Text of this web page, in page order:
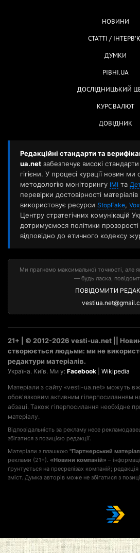
НОВИНИ
СТАТТІ /
ДУМКИ
РІВНІ.UA
ДОСЛІДНИЦЬКИЙ
КУРС ВАЛЮТ
ДОВІДНИК
Редакційні стандарти та
ua.net забезпечує високі
гігієни. У процесі курації новин
методологію моніторингу ІМІ та
перевірки достовірності
використовує ресурси StopFake,
Центру стратегічних комунікацій
дотримуємося політики
відповідно до етичного кодексу
Ми прагнемо максимальної точності, але
— будь ласка,
ПОВІДОМИТИ
21+ | © 2012-2026 vesti-ua.net ||
створюється людьми: ми не
редактури матеріалів.
Україна. Київ. Ми у: Facebook Wikipedia
Матеріали з сайту «vesti-ua.net» можуть
обов'язковим активним гіперпосиланням
абзаці. Також гіперпосилання необхідне
матеріалу.
Відповідальність за рекламу несе
збігатися з позицією редакції.
Матеріали з плашкою "Партнерський
реклами (21+). «Новини компаній» –
ґрунтується на пресрелізах компаній; редакція
зміст. Думка авторів може не збігатися з